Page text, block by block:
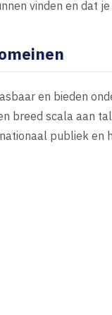
vinden en dat
en bieden
breed scala aan
publiek